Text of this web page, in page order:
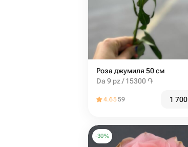
Роза джумиля 50 см
Da 9 pz / 15300 ֏
4.6559 1 700
-30%